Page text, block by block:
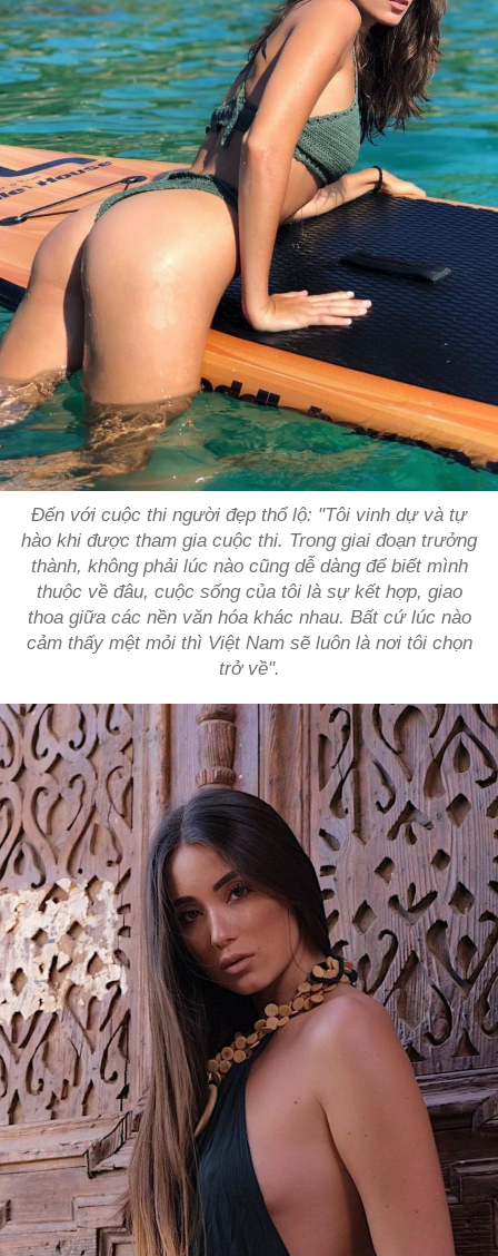
Đến với cuộc thi người đẹp thổ lộ: "Tôi vinh dự và tự
hào khi được tham gia cuộc thi. Trong giai đoạn trưởng
thành, không phải lúc nào cũng dễ dàng để biết mình
thuộc về đâu, cuộc sống của tôi là sự kết hợp, giao
thoa giữa các nền văn hóa khác nhau. Bất cứ lúc nào
cảm thấy mệt mỏi thì Việt Nam sẽ luôn là nơi tôi chọn
trở về".